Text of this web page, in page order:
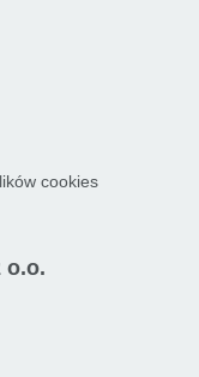
o.o.
cookies